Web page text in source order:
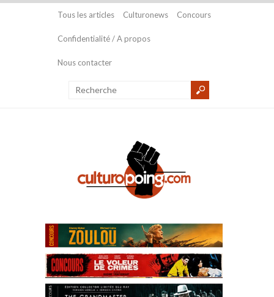
Tous les articles Culturonews Concours
Confidentialité / A propos
Nous contacter